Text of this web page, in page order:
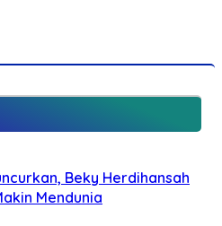
Beky Herdihansah
Mendunia